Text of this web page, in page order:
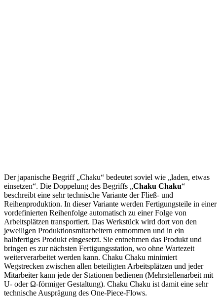
Der japanische Begriff „Chaku“ bedeutet soviel wie „laden, etwas
einsetzen“. Die Doppelung des Begriffs „Chaku Chaku“
beschreibt eine sehr technische Variante der Fließ- und
Reihenproduktion. In dieser Variante werden Fertigungsteile in einer
vordefinierten Reihenfolge automatisch zu einer Folge von
Arbeitsplätzen transportiert. Das Werkstück wird dort von den
jeweiligen Produktionsmitarbeitern entnommen und in ein
halbfertiges Produkt eingesetzt. Sie entnehmen das Produkt und
bringen es zur nächsten Fertigungsstation, wo ohne Wartezeit
weiterverarbeitet werden kann. Chaku Chaku minimiert
Wegstrecken zwischen allen beteiligten Arbeitsplätzen und jeder
Mitarbeiter kann jede der Stationen bedienen (Mehrstellenarbeit mit
U- oder Ω-förmiger Gestaltung). Chaku Chaku ist damit eine sehr
technische Ausprägung des One-Piece-Flows.